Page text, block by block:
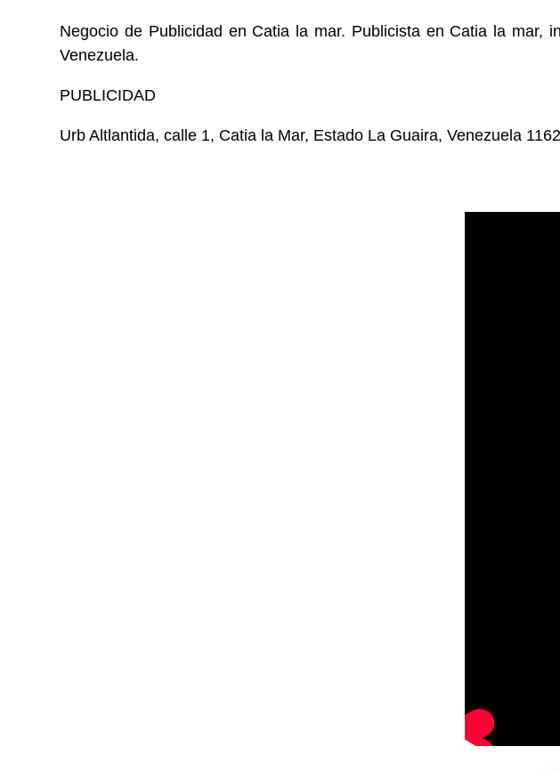
Negocio de Publicidad en Catia la mar. Publicista en Catia la mar,
Venezuela.
PUBLICIDAD
Urb Altlantida, calle 1, Catia la Mar, Estado La Guaira, Venezuela 1162